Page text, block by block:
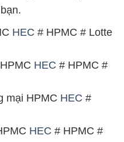
HEC # HPMC # Lotte
HEC # HPMC #
mại HPMC HEC #
HEC # HPMC #